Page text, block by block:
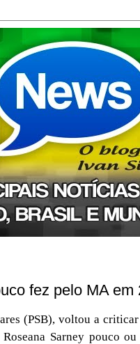
fez pelo MA em
(PSB), voltou a
Sarney pouco